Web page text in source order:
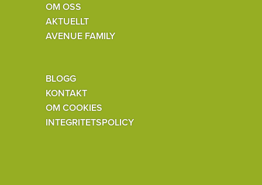
OM OSS
AKTUELLT
AVENUE FAMILY
BLOGG
KONTAKT
OM COOKIES
INTEGRITETSPOLICY